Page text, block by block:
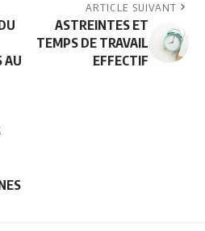
AU
ARTICLE SUIVANT
ASTREINTES ET
TEMPS DE TRAVAIL
EFFECTIF